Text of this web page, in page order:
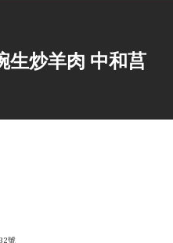
生炒羊肉 中和莒
號